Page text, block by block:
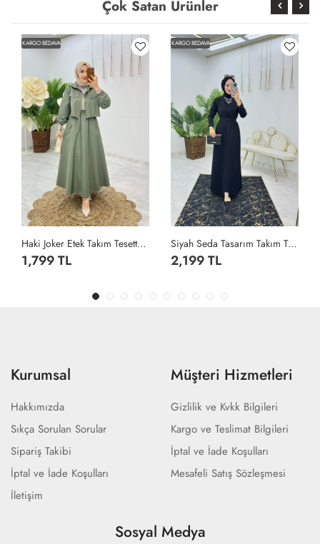
Çok Satan Ürünler
KARGO BEDAVA
Haki Joker Etek Takım Tesettür Giyim Haki
1,799 TL
KARGO BEDAVA
Siyah Seda Tasarım Takım Tesettür Giyim Siyah
2,199 TL
Kurumsal
Hakkımızda
Sıkça Sorulan Sorular
Sipariş Takibi
İptal ve İade Koşulları
İletişim
Müşteri Hizmetleri
Gizlilik ve Kvkk Bilgileri
Kargo ve Teslimat Bilgileri
İptal ve İade Koşulları
Mesafeli Satış Sözleşmesi
Sosyal Medya